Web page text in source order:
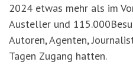
2024 etwas mehr als im
Austeller und
Autoren, Agenten,
Tagen Zugang hatten.